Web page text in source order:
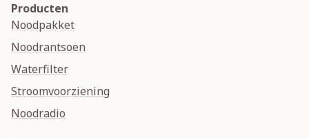
Producten
Noodpakket
Noodrantsoen
Waterfilter
Stroomvoorziening
Noodradio